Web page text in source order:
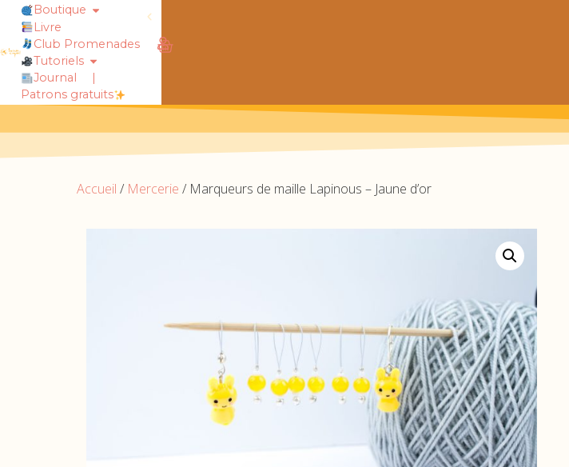
chaussettes douillettes :: le livre de chaussettes pour petits et grands
Boutique
Livre
Club Promenades
Tutoriels
Journal
|
Patrons gratuits
Accueil / Mercerie / Marqueurs de maille Lapinous – Jaune d’or